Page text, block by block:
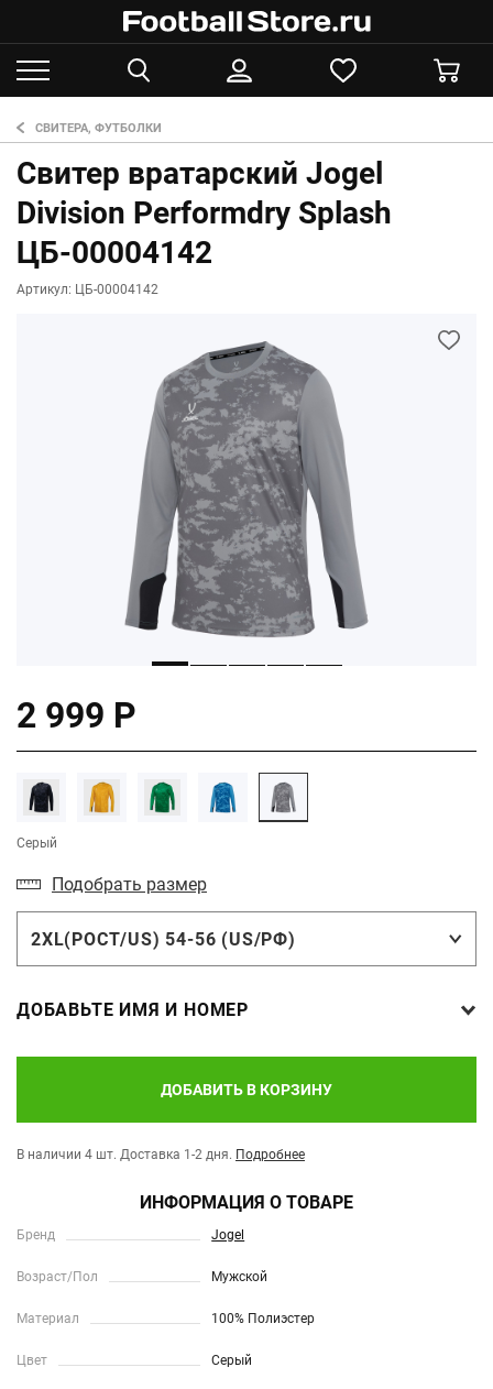
СВИТЕРА, ФУТБОЛКИ
Свитер вратарский Jogel
Division Performdry Splash
ЦБ-00004142
Артикул: ЦБ-00004142
2 999 Р
Серый
Подобрать размер
2XL(РОСТ/US) 54-56 (US/РФ)
ДОБАВЬТЕ ИМЯ И НОМЕР
ДОБАВИТЬ В КОРЗИНУ
В наличии 4 шт. Доставка 1-2 дня. Подробнее
ИНФОРМАЦИЯ О ТОВАРЕ
Бренд Jogel
Возраст/Пол Мужской
Материал 100% Полиэстер
Цвет Серый